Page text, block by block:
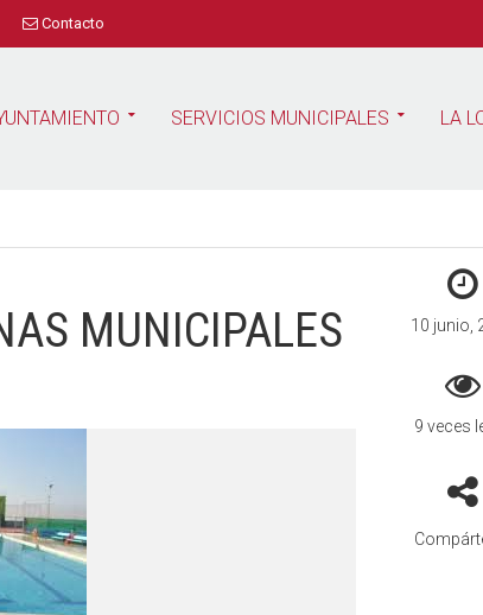
Contacto
SERVICIOS MUNICIPALES LA
10 junio,
9 veces
MUNICIPALES